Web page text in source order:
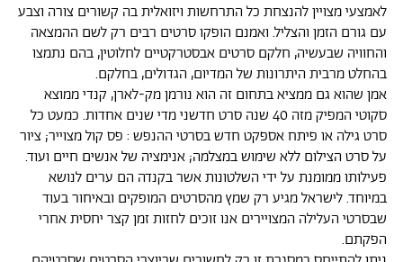
לאמצעי מצויין להנצחת כל התרחשות ויזואלית בה קשורים צורה וצבע
עם גורם הזמן והצליל. ואמנם הופקו סרטים רבים רק לשם ההמצאה
והחוויה שבעשיה, חלקם סרטים אבסטרקטיים לחלוטין, בהם נתמצו
בהחלט מרבית היתרונות של המדיום, הגדולים, בחלקם.
אמן שהוא גם ממציא בתחום זה הוא נורמן מק-לארן, קנדי ממוצא
סקוטי המפיק מזה 40 שנה סרט חדשני מדי שנים אחדות. כמעט כל
סרט גילה או פיתח אספקט חדש בסרטי ההנפש : פס קול מצוייר; ציור
על סרט הצילום ללא שימוש במצלמה; אנימציה של אנשים חיים ועוד.
פעילותו ממומנת על ידי השלטונות אשר בקנדה הם ערים לנושא
במיוחד. לישראל מגיע רק שמץ מהסרטים המופקים ובאיחור בעוד
שבסרטי העלילה המצויירים אנו זוכים לחזות זמן קצר יחסית אחרי
הפקתם.